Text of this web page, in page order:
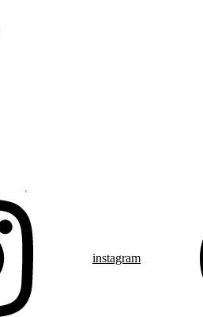
instagram